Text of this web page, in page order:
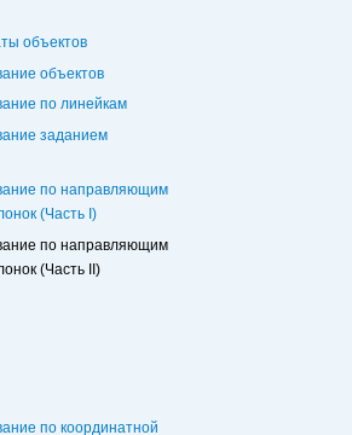
объектов
объектов
по линейкам
заданием
по направляющим
(Часть I)
по направляющим
(Часть II)
по координатной